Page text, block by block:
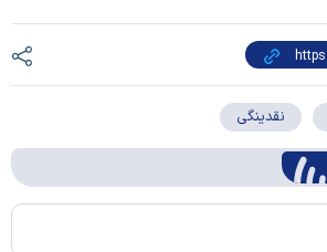
نقدینگی